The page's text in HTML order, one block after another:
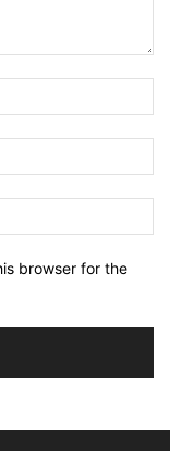
browser for the